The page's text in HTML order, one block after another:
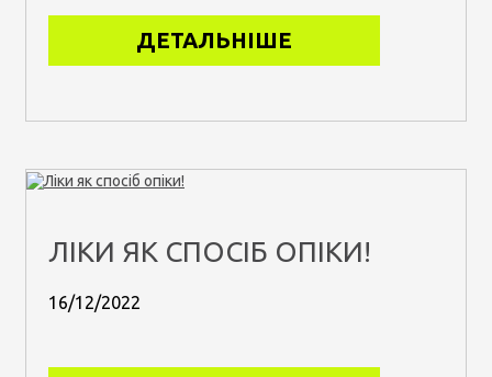
ДЕТАЛЬНІШЕ
ЛІКИ ЯК СПОСІБ ОПІКИ!
16/12/2022